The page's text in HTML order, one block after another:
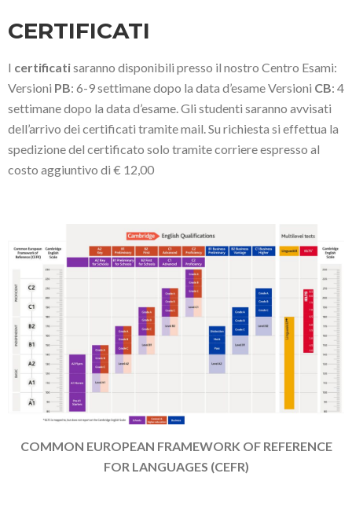
CERTIFICATI
I certificatisaranno disponibili presso il nostro Centro Esami:
Versioni PB: 6-9 settimane dopo la data d’esame Versioni CB: 4
settimane dopo la data d’esame. Gli studenti saranno avvisati
dell’arrivo dei certificati tramite mail. Su richiesta si effettua la
spedizione del certificato solo tramite corriere espresso al
costo aggiuntivo di € 12,00
COMMON EUROPEAN FRAMEWORK OF REFERENCE
FOR LANGUAGES (CEFR)